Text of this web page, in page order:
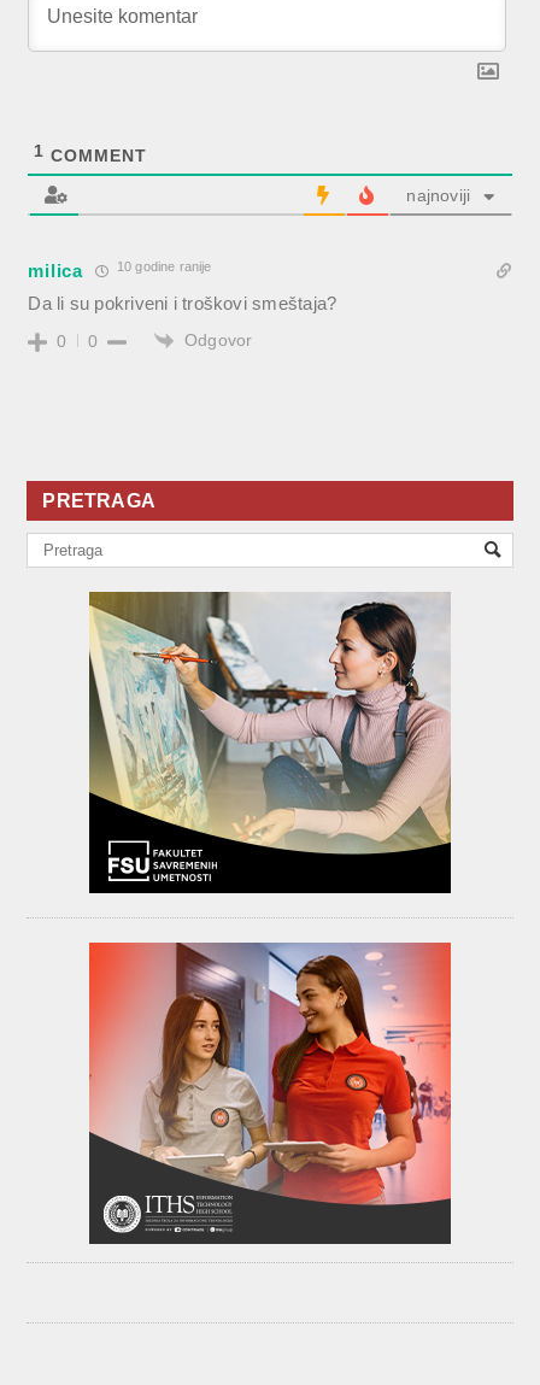
1 COMMENT
najnoviji
milica 10 godine ranije
Da li su pokriveni i troškovi smeštaja?
0 0 Odgovor
PRETRAGA